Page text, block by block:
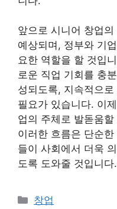
앞으로 시니어 창업
예상되며, 정부와 기
요한 역할을 할 것입
로운 직업 기회를 충
성되도록, 지속적으
필요가 있습니다. 이
업의 주체로 발돋움
이러한 흐름은 단순
들이 사회에서 더욱
도록 도와줄 것입니다.
Categories
창업